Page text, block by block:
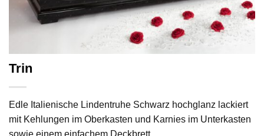
Trin
Edle Italienische Lindentruhe Schwarz hochglanz lackiert
mit Kehlungen im Oberkasten und Karnies im Unterkasten
sowie einem einfachem Deckbrett